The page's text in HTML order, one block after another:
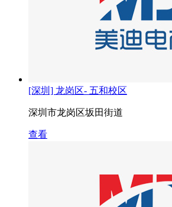
[深圳] 龙岗区- 五和校区
深圳市龙岗区坂田街道
查看